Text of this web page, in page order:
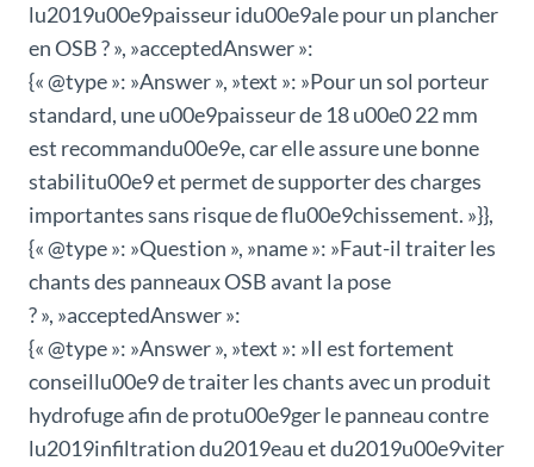
lu2019u00e9paisseur idu00e9ale pour un plancher
en OSB ? », »acceptedAnswer »:
{« @type »: »Answer », »text »: »Pour un sol porteur
standard, une u00e9paisseur de 18 u00e0 22 mm
est recommandu00e9e, car elle assure une bonne
stabilitu00e9 et permet de supporter des charges
importantes sans risque de flu00e9chissement. »}},
{« @type »: »Question », »name »: »Faut-il traiter les
chants des panneaux OSB avant la pose
? », »acceptedAnswer »:
{« @type »: »Answer », »text »: »Il est fortement
conseillu00e9 de traiter les chants avec un produit
hydrofuge afin de protu00e9ger le panneau contre
lu2019infiltration du2019eau et du2019u00e9viter